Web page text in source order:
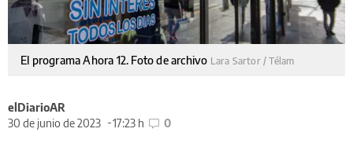
El programa Ahora 12. Foto de archivo Lara Sartor / Télam
elDiarioAR
30 de junio de 2023
17:23 h 0